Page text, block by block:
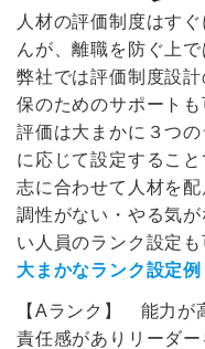
人材の評価制度はす
んが、離職を防ぐ上
弊社では評価制度設
保のためのサポートも
評価は大まかに３つ
に応じて設定するこ
志に合わせて人材を
調性がない・やる気
い人員のランク設定も
大まかなランク設定例
【Aランク】 能力が
責任感がありリーダ